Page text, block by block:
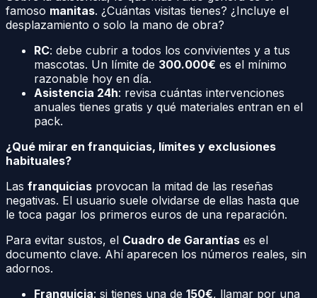
famoso manitas. ¿Cuántas visitas tienes? ¿Incluye el
desplazamiento o solo la mano de obra?
RC: debe cubrir a todos los convivientes y a tus
mascotas. Un límite de 300.000€ es el mínimo
razonable hoy en día.
Asistencia 24h: revisa cuántas intervenciones
anuales tienes gratis y qué materiales entran en el
pack.
¿Qué mirar en franquicias, límites y exclusiones
habituales?
Las franquicias provocan la mitad de las reseñas
negativas. El usuario suele olvidarse de ellas hasta que
le toca pagar los primeros euros de una reparación.
Para evitar sustos, el Cuadro de Garantías es el
documento clave. Ahí aparecen los números reales, sin
adornos.
Franquicia: si tienes una de 150€, llamar por una